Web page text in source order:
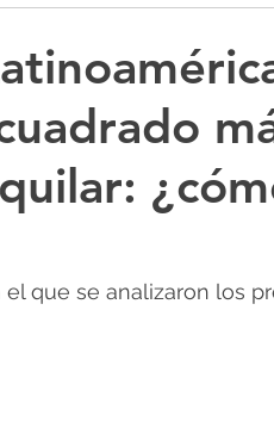
que se analizaron los